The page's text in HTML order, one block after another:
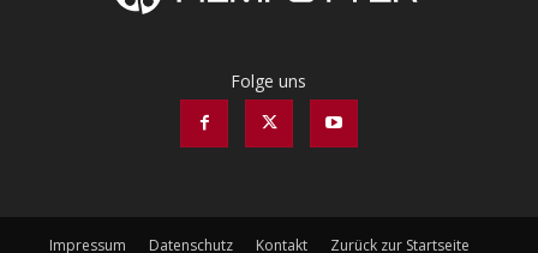
Folge uns
Impressum Datenschutz Kontakt Zurück zur Startseite